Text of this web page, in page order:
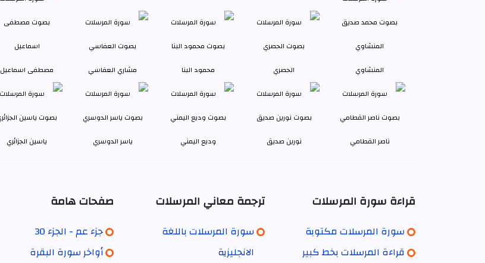
المنشاوي الحصري محمود البنا مشاري العفاسي مصطفى اسماعيل
ناصر القطامي نورين صديق وديع اليمني ياسر الدوسري ياسين الجزائري
قراءة سورة المرسلات
سورة المرسلات مكتوبة
قراءة المرسلات بخط كبير
ترجمة معاني المرسلات
سورة المرسلات باللغة
الانجليزية
صفحات هامة
جزء عم - الجزء 30
أواخر سورة البقرة